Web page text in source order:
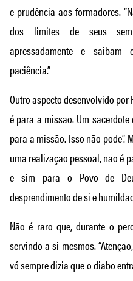
e prudência aos formadores.
dos limites de seus
apressadamente e
paciência.”
Outro aspecto desenvolvido por
é para a missão. Um sacerdote
para a missão. Isso não pode”.
uma realização pessoal, não é
e sim para o Povo de
desprendimento de si e
Não é raro que, durante o
servindo a si mesmos.
vó sempre dizia que o diabo